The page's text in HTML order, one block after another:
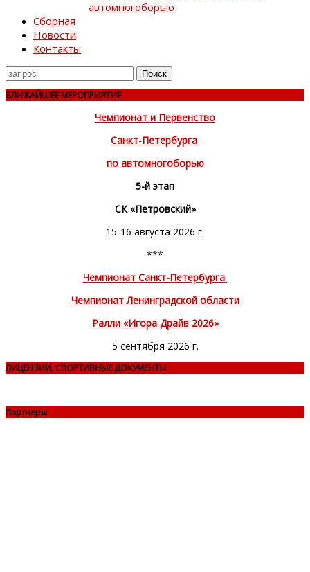
автомногоборью
Сборная
Новости
Контакты
Поиск
для
БЛИЖАЙШЕЕ МЕРОПРИЯТИЕ
Чемпионат и Первенство
Санкт-Петербурга
по автомногоборью
5-й этап
СК «Петровский»
15-16 августа 2026 г.
***
Чемпионат Санкт-Петербурга
Чемпионат Ленинградской области
Ралли «Игора Драйв 2026»
5 сентября 2026 г.
ЛИЦЕНЗИИ, СПОРТИВНЫЕ ДОКУМЕНТЫ
Партнеры